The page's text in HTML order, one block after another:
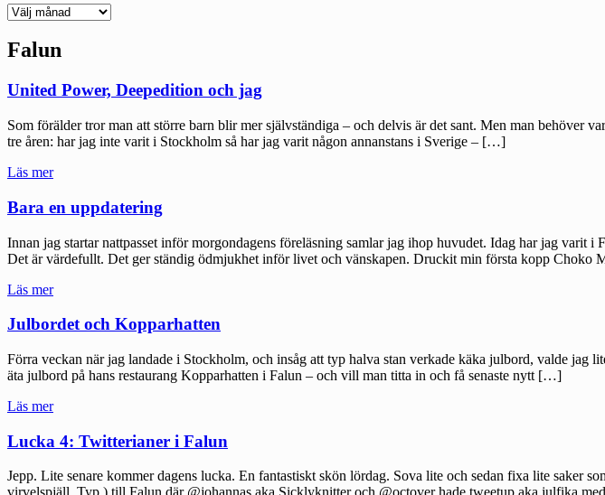
Deepedition
Falun
United Power, Deepedition och jag
Som förälder tror man att större barn blir mer självständiga – och delvis är det sant. Men man behöver
tre åren: har jag inte varit i Stockholm så har jag varit någon annanstans i Sverige – […]
Läs mer"United
Deepedition
och
jag"
Bara en uppdatering
Innan jag startar nattpasset inför morgondagens föreläsning samlar jag ihop huvudet. Idag har jag varit
Det är värdefullt. Det ger ständig ödmjukhet inför livet och vänskapen. Druckit min första kopp
Läs mer"Bara
uppdatering"
Julbordet och Kopparhatten
Förra veckan när jag landade i Stockholm, och insåg att typ halva stan verkade käka julbord, valde
äta julbord på hans restaurang Kopparhatten i Falun – och vill man titta in och få senaste nytt […]
Läs mer"Julbordet
Kopparhatten"
Lucka 4: Twitterianer i Falun
Jepp. Lite senare kommer dagens lucka. En fantastiskt skön lördag. Sova lite och sedan fixa lite saker